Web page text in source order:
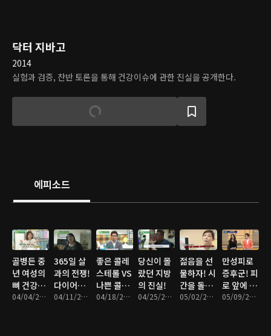
닥터 지바고
2014
실험과 검증, 찬반 토론을 통해 건강이슈에 관한 진실을 공개한다.
에피소드
골병든 중
년 여성의
뼈 건강을
지켜라!04/04/2016 • 46분
365일 살
과의 전쟁!
다이어트
의 허와 실
04/11/2016 • 47분
좋은 콜레
스테롤 VS
나쁜 콜레
스테롤 04/18/2016 • 46분
당신이 몰
랐던 지방
의 진실!
04/25/2016 • 46분
젊음을 선
물하자! 시
간을 돌리
는 피부 관
05/02/2016 • 47분
만성피로
증후군! 피
로 앞에 장
사 없다05/09/2016 • 46분